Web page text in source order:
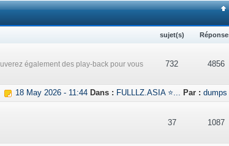
sujet(s)
également des play-back pour vous
732 4856
18 May 2026 - 11:44 Dans : FULLLZ.ASIA ⭐... Par : dumps
37 1087